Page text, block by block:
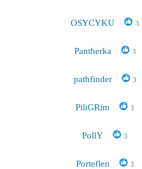
OSYCYKU 3
Pantherka 3
pathfinder 3
PiliGRim 3
PollY 3
Porteflen 3